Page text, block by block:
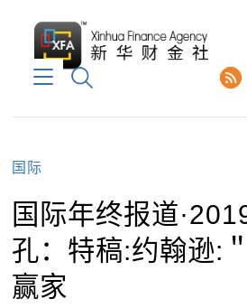
国际
国际年终报道
孔：特稿:约翰逊:
赢家